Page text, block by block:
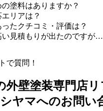
塗料はありますか？
リアは？
たクチコミ・評価は？
い見積もりが出たのですが…